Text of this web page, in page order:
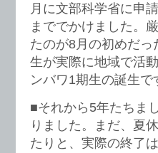
月に文部科学省に申
まででかけました。
たのが8月の初めだ
生が実際に地域で活
ンバワ1期生の誕生で
■それから5年たちま
りました。まだ、夏
たりと、実際の終了